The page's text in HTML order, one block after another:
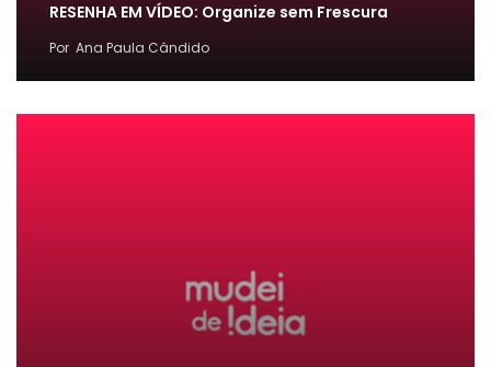
RESENHA EM VÍDEO: Organize sem Frescura
Por Ana Paula Cândido